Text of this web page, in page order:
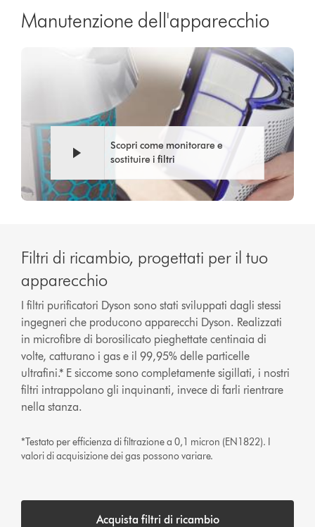
Manutenzione dell'apparecchio
video
Scopri come monitorare e
sostituire i filtri
Filtri di ricambio, progettati per il tuo
apparecchio
I filtri purificatori Dyson sono stati sviluppati dagli stessi
ingegneri che producono apparecchi Dyson. Realizzati
in microfibre di borosilicato pieghettate centinaia di
volte, catturano i gas e il 99,95% delle particelle
ultrafini.* E siccome sono completamente sigillati, i nostri
filtri intrappolano gli inquinanti, invece di farli rientrare
nella stanza.
*Testato per efficienza di filtrazione a 0,1 micron (EN1822). I
valori di acquisizione dei gas possono variare.
Acquista filtri di ricambio